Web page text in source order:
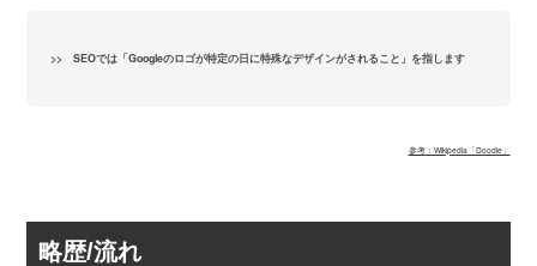
>> SEOでは「Googleのロゴが特定の日に特殊なデザインがされること」を指します
参考：Wikipedia「Doodle」
略歴/流れ